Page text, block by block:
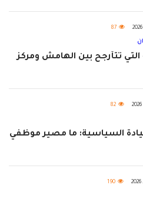
87
تتأرجح بين الهامش ومركز
82
السياسية: ما مصير موظفي
190